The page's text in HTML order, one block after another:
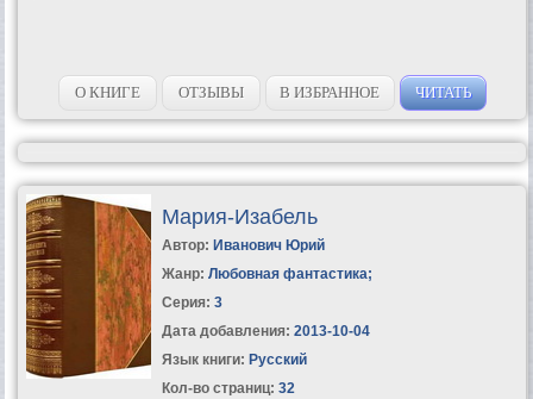
О КНИГЕ ОТЗЫВЫ В ИЗБРАННОЕ ЧИТАТЬ
Мария-Изабель
Автор: Иванович Юрий
Жанр: Любовная фантастика;
Серия: 3
Дата добавления: 2013-10-04
Язык книги: Русский
Кол-во страниц: 32